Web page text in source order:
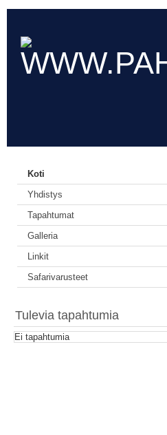
Koti
Yhdistys
Tapahtumat
Galleria
Linkit
Safarivarusteet
Tulevia tapahtumia
Ei tapahtumia